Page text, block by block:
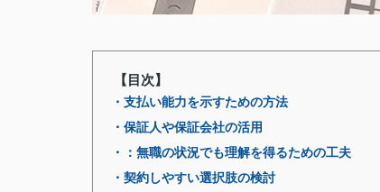
【目次】
・支払い能力を示すための方法
・保証人や保証会社の活用
・：無職の状況でも理解を得るための工夫
・契約しやすい選択肢の検討